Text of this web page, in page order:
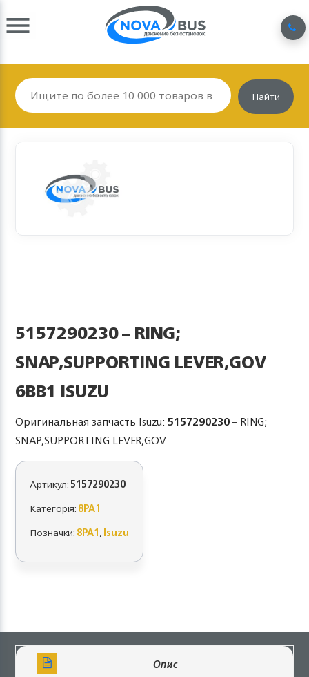
Найти
5157290230 – RING;
SNAP,SUPPORTING LEVER,GOV
6BB1 ISUZU
Оригинальная запчасть Isuzu: 5157290230– RING;
SNAP,SUPPORTING LEVER,GOV
Артикул:5157290230
Категорія:8PA1
Позначки:8PA1,Isuzu
Опис